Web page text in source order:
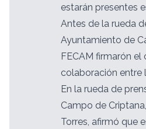
estarán presentes
Antes de la rueda
Ayuntamiento de
FECAM firmarón el
colaboración entre
En la rueda de
Campo de
Torres, afirmó que